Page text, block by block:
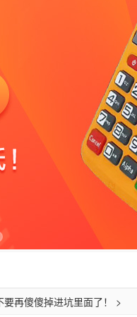
再傻傻掉进坑里面了！ >